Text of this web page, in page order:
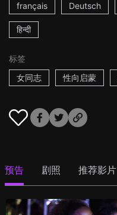
français Deutsch
हिन्दी
标签
女同志
性向启蒙
预告 剧照 推荐影片